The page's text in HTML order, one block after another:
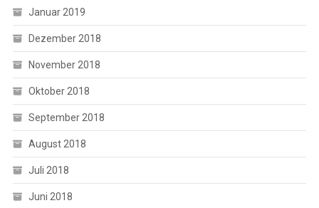
Januar 2019
Dezember 2018
November 2018
Oktober 2018
September 2018
August 2018
Juli 2018
Juni 2018